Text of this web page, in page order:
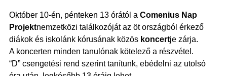
Október 10-én, pénteken 13 órától a Comenius Nap
Projektnemzetközi találkozóját az öt országból érkező
diákok és iskolánk kórusának közös koncertje zárja.
A koncerten minden tanulónak kötelező a részvétel.
“D” csengetési rend szerint tanítunk, ebédelni az utolsó